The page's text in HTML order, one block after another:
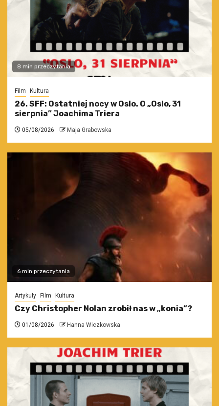
8 min przeczytania
Film Kultura
26. SFF: Ostatniej nocy w Oslo. O „Oslo, 31
sierpnia” Joachima Triera
05/08/2026 Maja Grabowska
6 min przeczytania
Artykuły Film Kultura
Czy Christopher Nolan zrobił nas w „konia”?
01/08/2026 Hanna Wiczkowska